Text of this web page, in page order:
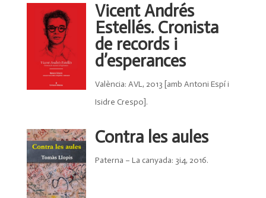
Vicent Andrés
Estellés. Cronista
de records i
d’esperances
València: AVL, 2013 [amb Antoni Espí i
Isidre Crespo].
Contra les aules
Paterna – La canyada: 3i4, 2016.